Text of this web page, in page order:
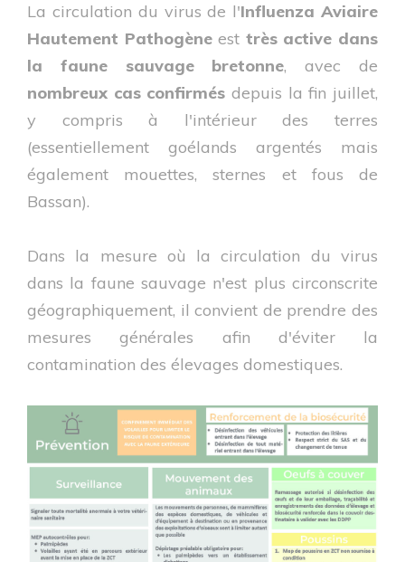
La circulation du virus de l'Influenza Aviaire
Hautement Pathogèneest très active dans
la faune sauvage bretonne, avec de
nombreux cas confirmés depuis la fin juillet,
y compris à l'intérieur des terres
(essentiellement goélands argentés mais
également mouettes, sternes et fous de
Bassan).
Dans la mesure où la circulation du virus
dans la faune sauvage n'est plus circonscrite
géographiquement, il convient de prendre des
mesures générales afin d'éviter la
contamination des élevages domestiques.